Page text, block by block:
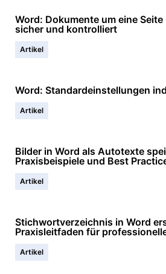
Word: Dokumente um eine
sicher und kontrolliert
Artikel
Word: Standardeinstellungen
Artikel
Bilder in Word als Autotexte
Praxisbeispiele und Best
Artikel
Stichwortverzeichnis in Word
Praxisleitfaden für
Artikel